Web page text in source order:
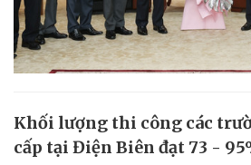
Khối lượng thi công các
cấp tại Điện Biên đạt 73 -